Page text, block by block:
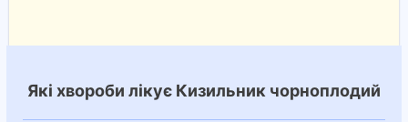
Які хвороби лікує Кизильник чорноплодий